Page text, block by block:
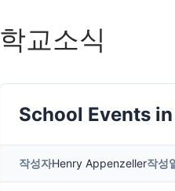
학교소식
School Events
작성자Henry Appenzeller작성